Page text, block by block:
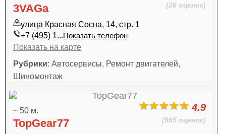
(26 оценок)
3VAGa
улица Красная Сосна, 14, стр. 1
+7 (495) 1...Показать телефон
Показать на карте
Рубрики: Автосервисы, Ремонт двигателей,
Шиномонтаж
4.9
(965 оценок)
~ 50 м.
TopGear77